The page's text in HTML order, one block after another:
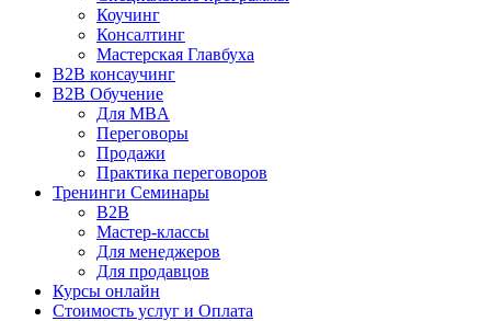
Коучинг
Консалтинг
Мастерская Главбуха
B2B консаучинг
B2B Обучение
Для MBA
Переговоры
Продажи
Практика переговоров
Тренинги Семинары
B2B
Мастер-классы
Для менеджеров
Для продавцов
Курсы онлайн
Стоимость услуг и Оплата